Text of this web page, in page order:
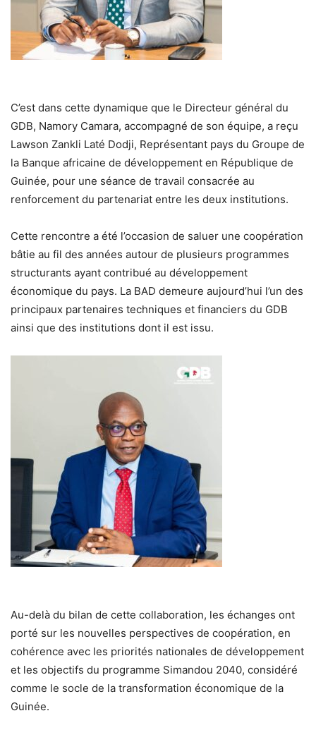
C’est dans cette dynamique que le Directeur général du
GDB, Namory Camara, accompagné de son équipe, a reçu
Lawson Zankli Laté Dodji, Représentant pays du Groupe de
la Banque africaine de développement en République de
Guinée, pour une séance de travail consacrée au
renforcement du partenariat entre les deux institutions.
Cette rencontre a été l’occasion de saluer une coopération
bâtie au fil des années autour de plusieurs programmes
structurants ayant contribué au développement
économique du pays. La BAD demeure aujourd’hui l’un des
principaux partenaires techniques et financiers du GDB
ainsi que des institutions dont il est issu.
Au-delà du bilan de cette collaboration, les échanges ont
porté sur les nouvelles perspectives de coopération, en
cohérence avec les priorités nationales de développement
et les objectifs du programme Simandou 2040, considéré
comme le socle de la transformation économique de la
Guinée.